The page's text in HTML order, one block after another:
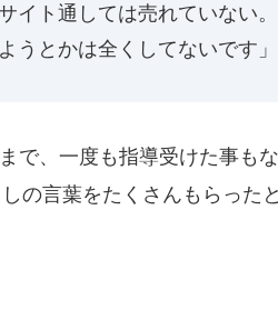
イト通しては売れていない
うとかは全くしてないです」
で、一度も指導受けた事も
の言葉をたくさんもらった